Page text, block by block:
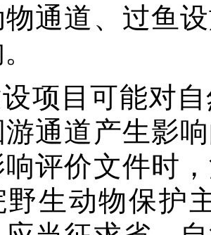
通道、过鱼
项目可能对
通道产生影
评价文件时
野生动物保护